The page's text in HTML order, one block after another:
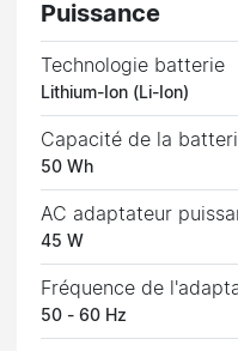
Puissance
Technologie batterie
Lithium-Ion (Li-Ion)
Capacité de la
50 Wh
AC adaptateur
45 W
Fréquence de
50 - 60 Hz